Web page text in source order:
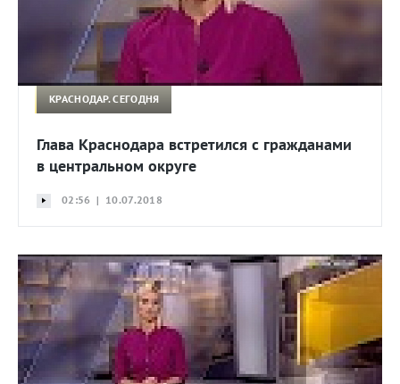
КРАСНОДАР. СЕГОДНЯ
Глава Краснодара встретился с гражданами
в центральном округе
02:56 | 10.07.2018